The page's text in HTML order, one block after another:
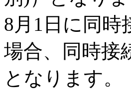
8月1日に同時
場合、同時接
となります。